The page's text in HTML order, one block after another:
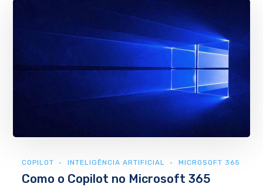
COPILOT INTELIGÊNCIA ARTIFICIAL MICROSOFT 365
Como o Copilot no Microsoft 365